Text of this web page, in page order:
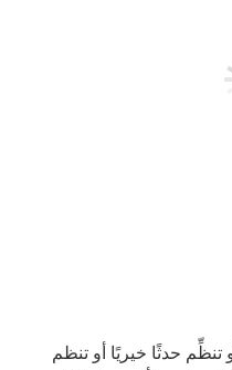
حدثًا خيريًا أو تنظم